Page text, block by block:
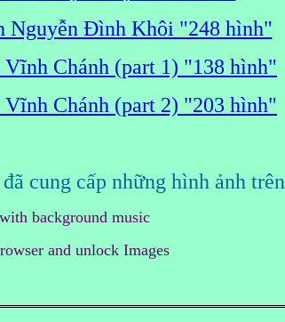
Nguyễn Đình Khôi "248 hình"
Chánh (part 1) "138 hình"
Chánh (part 2) "203 hình"
cung cấp những hình ảnh trên
background music
and unlock Images